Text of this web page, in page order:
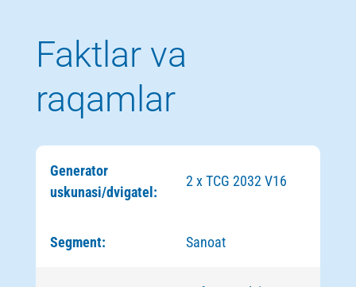
Faktlar va
raqamlar
Generator
uskunasi/dvigatel:
2 x TCG 2032 V16
Segment: Sanoat